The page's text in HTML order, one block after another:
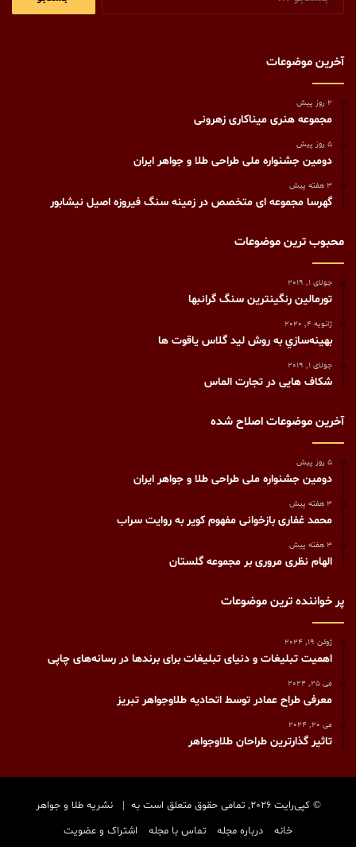
آخرین موضوعات
2 روز پیش
مجموعه هنری میناکاری زهرونی
5 روز پیش
دومین جشنواره ملی طراحی طلا و جواهر ایران
3 هفته پیش
گهرسا مجموعه ای متخصص در زمینه سنگ فیروزه اصیل نیشابور
محبوب ترین موضوعات
جولای 1, 2019
تورمالين رنگينترين سنگ گرانبها
ژانویه 4, 2020
بهينه‌سازي به روش ليد گلاس ياقوت ها
جولای 1, 2019
شکاف هايی در تجارت الماس
آخرین موضوعات اصلاح شده
5 روز پیش
دومین جشنواره ملی طراحی طلا و جواهر ایران
3 هفته پیش
محمد غفاری بازخوانی مفهوم کویر به روایت سراب
3 هفته پیش
الهام نظری مروری بر مجموعه گلستان
پر خواننده ترین موضوعات
ژوئن 19, 2024
اهمیت تبلیغات و دنیای تبلیغات برای برندها در رسانه‌های چاپی
می 25, 2024
معرفی طراح عمادر توسط اتحادیه طلاوجواهر تبریز
می 20, 2024
تاثیر گذارترین طراحان طلاوجواهر
© کپی‌رایت 2026, تمامی حقوق متعلق است به |
نشریه طلا و جواهر
خانه
درباره مجله تماس با مجله اشتراک و عضویت